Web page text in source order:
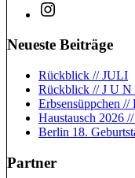
Neueste Beiträge
Rückblick // JULI
Rückblick // J U N
Erbsensüppchen
Haustausch 2026
Berlin 18.
Partner